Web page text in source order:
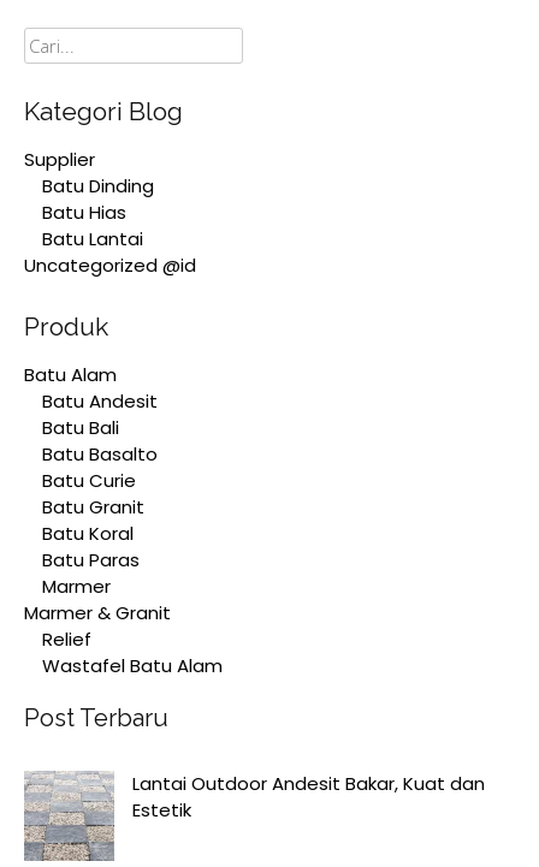
Cari
Kategori Blog
Supplier
Batu Dinding
Batu Hias
Batu Lantai
Uncategorized @id
Produk
Batu Alam
Batu Andesit
Batu Bali
Batu Basalto
Batu Curie
Batu Granit
Batu Koral
Batu Paras
Marmer
Marmer & Granit
Relief
Wastafel Batu Alam
Post Terbaru
Lantai Outdoor Andesit Bakar, Kuat dan
Estetik